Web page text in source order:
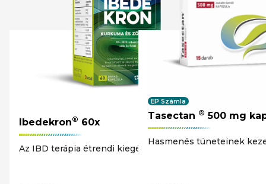
Ibedekron® 60x
Az IBD terápia étrendi kiegészítésére
EP Számla
Tasectan ® 500 mg
Hasmenés tüneteinek